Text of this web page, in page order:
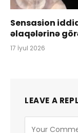
Sensasion
əlaqələrinə
17 İyul 2026
LEAVE A